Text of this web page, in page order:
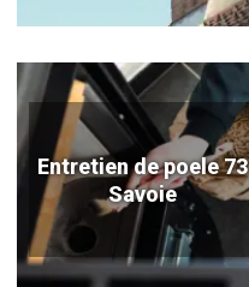
Entretien de poele 73
Savoie